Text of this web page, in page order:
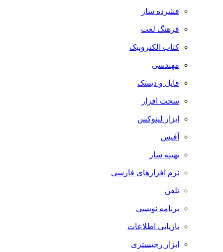
فشرده ساز
فرهنگ لغت
کتاب الکترونیک
مهندسی
فایل و دیسک
سخت افزار
ابزار لینوکس
آفیس
بهینه ساز
نرم افزارهای فارسی
تلفن
برنامه نویسی
بازیابی اطلاعات
ابزار رجیستری